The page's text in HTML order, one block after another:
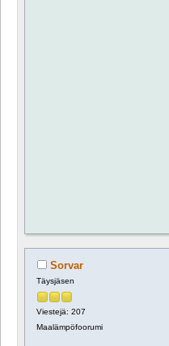
Sorvar
Täysjäsen
Viestejä: 207
Maalämpöfoorumi